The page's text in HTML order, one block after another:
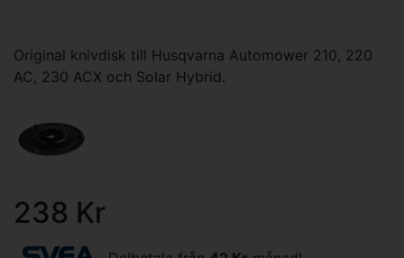
Original knivdisk till Husqvarna Automower 210, 220
AC, 230 ACX och Solar Hybrid.
238 Kr